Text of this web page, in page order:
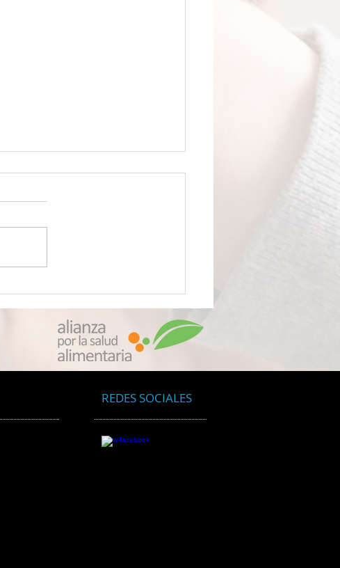
descubren que su
empaquetado de alimentos le
está envenenando con
partículas de plástico
microscópicas
REDES SOCIALES